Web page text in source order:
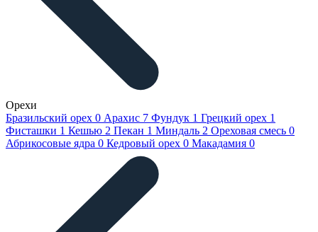
Орехи
Бразильский орех 0 Арахис 7 Фундук 1 Грецкий орех 1
Фисташки 1 Кешью 2 Пекан 1 Миндаль 2 Ореховая смесь 0
Абрикосовые ядра 0 Кедровый орех 0 Макадамия 0